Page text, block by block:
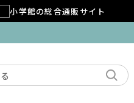
小学館の総合通販サイト